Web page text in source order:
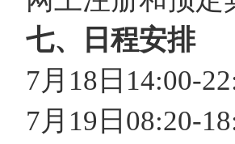
七、日程安排
7月18日14:00-
7月19日08:20-